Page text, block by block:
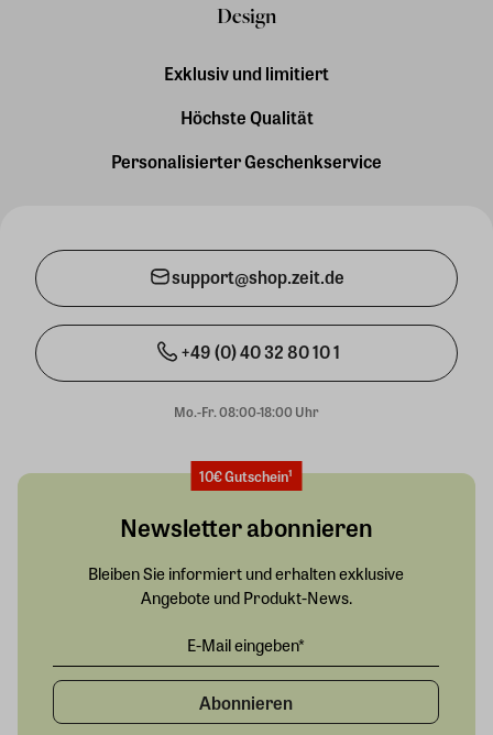
Design
Exklusiv und limitiert
Höchste Qualität
Personalisierter Geschenkservice
support@shop.zeit.de
+49 (0) 40 32 80 10 1
Mo.-Fr. 08:00-18:00 Uhr
10€ Gutschein¹
Newsletter abonnieren
Bleiben Sie informiert und erhalten exklusive
Angebote und Produkt-News.
Abonnieren